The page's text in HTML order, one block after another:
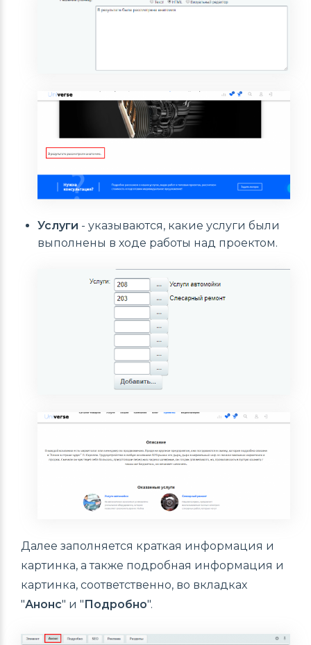
Услуги - указываются, какие услуги были
выполнены в ходе работы над проектом.
Далее заполняется краткая информация и
картинка, а также подробная информация и
картинка, соответственно, во вкладках
"Анонс" и "Подробно".